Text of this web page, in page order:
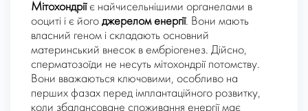
Мітохондріїє найчисельнішими органелами в
ооциті і є його джерелом енергії. Вони мають
власний геном і складають основний
материнський внесок в ембріогенез. Дійсно,
сперматозоїди не несуть мітохондрії потомству.
Вони вважаються ключовими, особливо на
перших фазах перед імплантаційного розвитку,
коли збалансоване споживання енергії має